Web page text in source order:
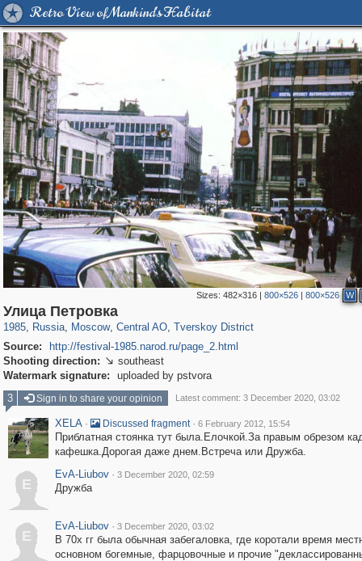
Retro View of Mankind's Habitat
Sizes:482×316 |800×526 |800×526 W
Улица Петровка
1985, Russia
1,406,258 29,243
, Moscow
319,780 8,286
, Central AO
159,978
, Tverskoy District
Source:
http://festival-1985.narod.ru/page_2.html
Shooting direction:  southeast
Watermark signature:
uploaded by pstvora
3
Sign in to share your opinion Latest comment: 3 December 2020, 03:02
XELA · Discussed fragment · 6 February 2012, 15:54
Приблатная стоянка тут была.Елочкой.За правым обрезом
кафешка.Дорогая даже днем.Встреча или Дружба.
E
EvA-Liubov · 3 December 2020, 02:59
Дружба
E
EvA-Liubov · 3 December 2020, 03:02
В 70х гг была обычная забегаловка, где коротали время
основном богемные, фарцовочные и прочие